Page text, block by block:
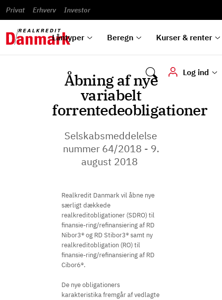
Privat Erhverv Investor
Låntyper Beregn Kurser & renter
Log ind
til bolig
Alle
låntyper
omlægning
Se alle
beregnere
Renteprognose
Bestil
kursovervågning
rentetilpasning
vilkår
Blanketter
Samarbejdspartnere
guides
hvad
vi kan
tilbyde
Åbning af nye
variabelt
forrentedeobligationer
Selskabsmeddelelse
nummer 64/2018 - 9.
august 2018 ​​​​​​
Realkredit Danmark vil åbne nye
særligt dækkede
realkreditobligationer (SDRO) til
finansie-ring/refinansiering af RD
Nibor3® og RD Stibor3® samt ny
realkreditobligation (RO) til
finansie-ring/refinansiering af RD
Cibor6®.
De nye obligationers
karakteristika fremgår af vedlagte